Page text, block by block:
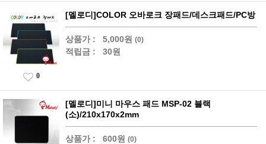
[멜로디]COLOR 오바로크 장패드/데스크패드/PC방
상품가 : 5,000원 (0)
적립금 : 30원
0
[멜로디]미니 마우스 패드 MSP-02 블랙
(소)/210x170x2mm
상품가 : 600원 (0)